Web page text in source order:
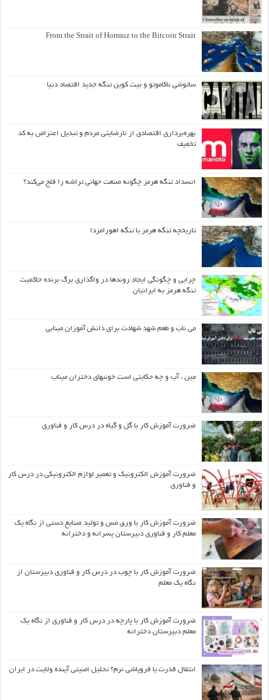
From the Strait of Hormuz to the Bitcoin Strait
ساتوشی ناکاموتو و بیت کوین تنگه جدید اقتصاد دنیا
بهره‌برداری اقتصادی از نارضایتی مردم و تبدیل اعتراض به کد
تخفیف
انسداد تنگه هرمز چگونه صنعت جهانی تراشه را فلج می‌کند؟
تاریخچه تنگه هرمز یا تنگه اهورامزدا
چرایی و چگونگی ایجاد روندها در واگذاری برگ برنده حاکمیت
تنگه هرمز به ایرانیان
می ناب و طعم شهد شهادت برای دانش آموزان مینابی
مین ، آب و چه حکایتی است خونبهای دختران میناب
ضرورت آموزش کار با گل و گیاه در درس کار و فناوری
ضرورت آموزش الکترونیک و تعمیر لوازم الکترونیکی در درس کار
و فناوری
ضرورت آموزش کار با ورق مس و تولید صنایع دستی از نگاه یک
معلم کار و فناوری دبیرستان پسرانه و دخترانه
ضرورت آموزش کار با چوب در درس کار و فناوری دبیرستان از
نگاه یک معلم
ضرورت آموزش کار با پارچه در درس کار و فناوری از نگاه یک
معلم دبیرستان دخترانه
انتقال قدرت یا فروپاشی نرم؟ تحلیل امنیتی آینده ولایت در ایران